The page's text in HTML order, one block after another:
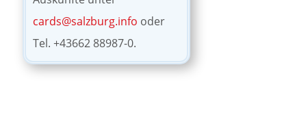
cards@salzburg.info oder
Tel. +43662 88987-0.